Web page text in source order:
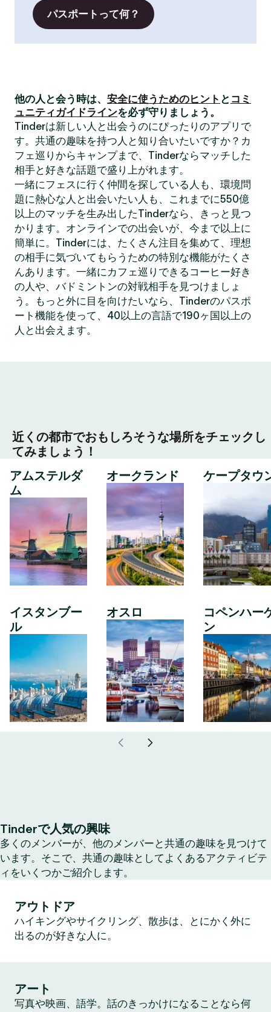
パスポートって何？
他の人と会う時は、 安全に使うためのヒント と コミ
ュニティガイドラインを必ず守りましょう。
Tinderは新しい人と出会うのにぴったりのアプリで
す。共通の趣味を持つ人と知り合いたいですか？カ
フェ巡りからキャンプまで、Tinderならマッチした
相手と好きな話題で盛り上がれます。
一緒にフェスに行く仲間を探している人も、環境問
題に熱心な人と出会いたい人も、これまでに550億
以上のマッチを生み出したTinderなら、きっと見つ
かります。オンラインでの出会いが、今まで以上に
簡単に。Tinderには、たくさん注目を集めて、理想
の相手に気づいてもらうための特別な機能がたくさ
んあります。一緒にカフェ巡りできるコーヒー好き
の人や、バドミントンの対戦相手を見つけましょ
う。もっと外に目を向けたいなら、Tinderのパスポ
ート機能を使って、40以上の言語で190ヶ国以上の
人と出会えます。
近くの都市でおもしろそうな場所をチェックし
てみましょう！
アムステルダ
ム
イスタンブー
ル
オークランド
オスロ
ケープタウ
コペンハー
ン
Tinderで人気の興味
多くのメンバーが、他のメンバーと共通の趣味を見つけて
います。そこで、共通の趣味としてよくあるアクティビテ
ィをいくつかご紹介します。
アウトドア
ハイキングやサイクリング、散歩は、とにかく外に
出るのが好きな人に。
アート
写真や映画、語学。話のきっかけになることなら何